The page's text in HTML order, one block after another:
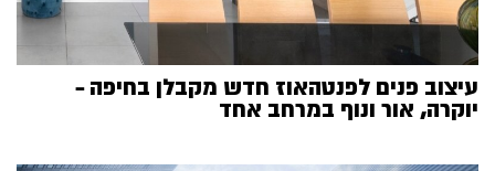
עיצוב פנים לפנטהאוז חדש מקבלן בחיפה –
יוקרה, אור ונוף במרחב אחד